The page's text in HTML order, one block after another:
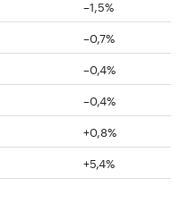
–1,5%
–0,7%
–0,4%
–0,4%
+0,8%
+5,4%